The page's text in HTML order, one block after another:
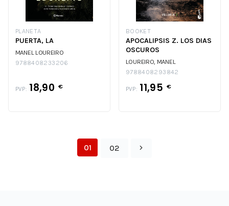
PLANETA
PUERTA, LA
MANEL LOUREIRO
9788408233206
PVP: 18,90 €
BOOKET
APOCALIPSIS Z. LOS DIAS
OSCUROS
LOUREIRO, MANEL
9788408293842
PVP: 11,95 €
01 02